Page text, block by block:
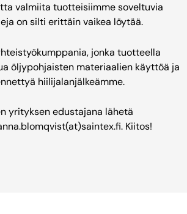
valmiita tuotteisiimme soveltuvia
on silti erittäin vaikea löytää.
jonka tuotteella
öljypohjaisten materiaalien käyttöä ja
hiilijalanjälkeämme.
yrityksen edustajana lähetä
Kiitos!